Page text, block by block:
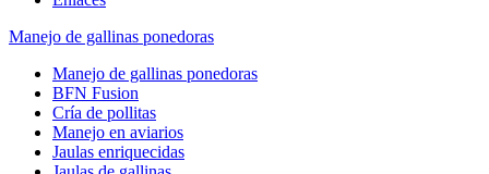
Manejo de gallinas ponedoras
Manejo de gallinas ponedoras
BFN Fusion
Cría de pollitas
Manejo en aviarios
Jaulas enriquecidas